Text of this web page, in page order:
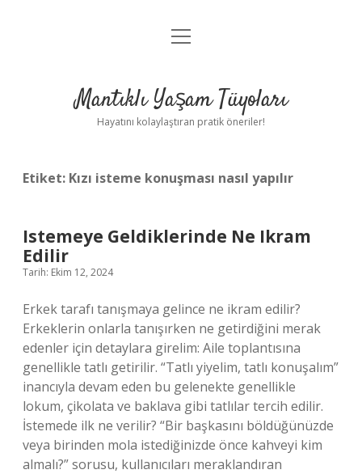
Anasayfa
Yasal Uyarı
menüyü
Mantıklı Yaşam Tüyoları
Hayatını kolaylaştıran pratik öneriler!
Etiket: Kızı isteme konuşması nasıl yapılır
Istemeye Geldiklerinde Ne Ikram
Edilir
Tarih: Ekim 12, 2024
Erkek tarafı tanışmaya gelince ne ikram edilir?
Erkeklerin onlarla tanışırken ne getirdiğini merak
edenler için detaylara girelim: Aile toplantısına
genellikle tatlı getirilir. “Tatlı yiyelim, tatlı konuşalım”
inancıyla devam eden bu gelenekte genellikle
lokum, çikolata ve baklava gibi tatlılar tercih edilir.
İstemede ilk ne verilir? “Bir başkasını böldüğünüzde
veya birinden mola istediğinizde önce kahveyi kim
almalı?” sorusu, kullanıcıları meraklandıran